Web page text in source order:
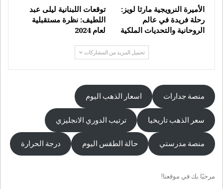
الأميرة النرويجية مارثا لويز:
رحلة فريدة في عالم
الروحانية والتحديات الملكية
توقعات اللبنانية ليلى عبد
اللطيف: نظرة مستقبلية
لعام 2024
تحميل المزيد من المشاركات
منصة جدارات اسعار الذهب اليوم
سعر الذهب تاريخيا ترتيب الدوري الانجليزي
منصة مدرستي حالة الطقس اليوم درجة الحرارة
مرحبًا بك في موقعنا!